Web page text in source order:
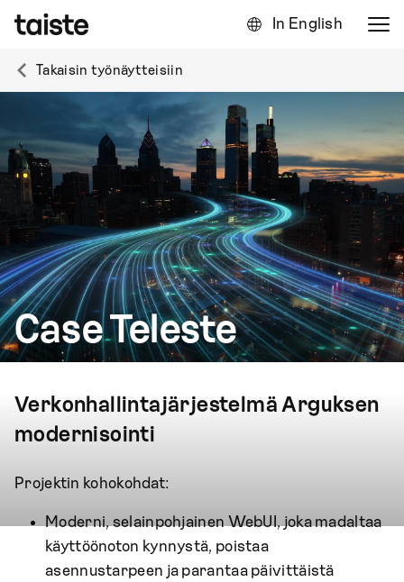
In English
Takaisin työnäytteisiin
Case Teleste
Verkonhallintajärjestelmä Arguksen
modernisointi
Projektin kohokohdat:
Moderni, selainpohjainen WebUI, joka madaltaa
käyttöönoton kynnystä, poistaa
asennustarpeen ja parantaa päivittäistä